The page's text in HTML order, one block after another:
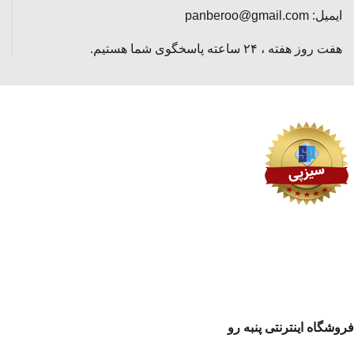
ایمیل: panberoo@gmail.com
هفت روز هفته ، ۲۴ ساعته پاسخگوی شما هستیم.
فروشگاه اینترنتی پنبه رو